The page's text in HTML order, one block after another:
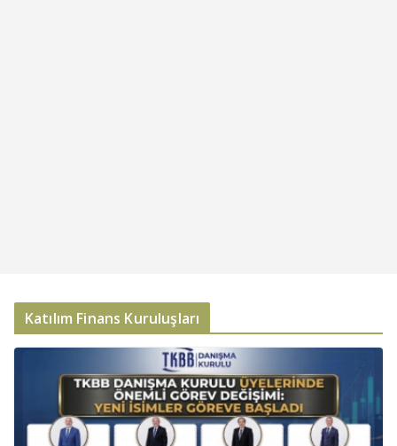
Katılım Finans Kuruluşları